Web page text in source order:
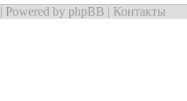
| Powered by phpBB | Контакты